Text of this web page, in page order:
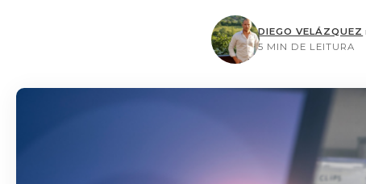
DIEGO VELÁZQUEZ
5 MIN DE LEITURA